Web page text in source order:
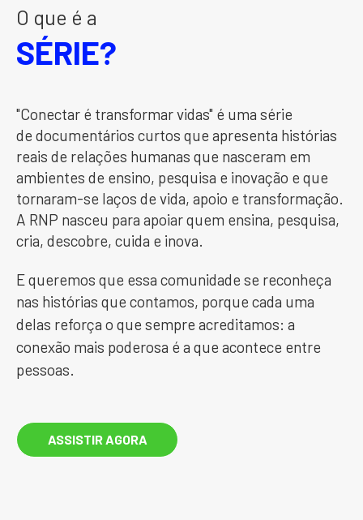
O que é a
SÉRIE?
"Conectar é transformar vidas" é uma série
de documentários curtos que apresenta histórias
reais de relações humanas que nasceram em
ambientes de ensino, pesquisa e inovação e que
tornaram-se laços de vida, apoio e transformação.
A RNP nasceu para apoiar quem ensina, pesquisa,
cria, descobre, cuida e inova.
E queremos que essa comunidade se reconheça
nas histórias que contamos, porque cada uma
delas reforça o que sempre acreditamos: a
conexão mais poderosa é a que acontece entre
pessoas.
ASSISTIR AGORA